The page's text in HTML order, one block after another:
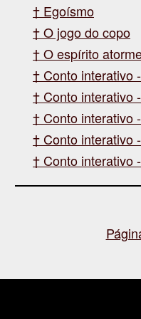
Egoísmo
O jogo do copo
O espírito
Conto interativo
Conto interativo
Conto interativo
Conto interativo
Conto interativo